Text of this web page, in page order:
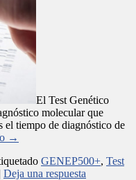
El Test Genético
molecular que
el tiempo de diagnóstico de
→
GENEP500+, Test
Deja una respuesta